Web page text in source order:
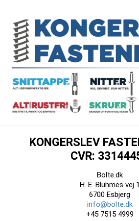
KONGERSLEV
CVR:
Bolte.dk
H. E. Bluhmes vej 1
6700 Esbjerg
info@bolte.dk
+45 7515 4999